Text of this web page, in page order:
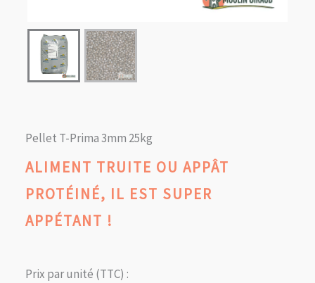
Pellet T-Prima 3mm 25kg
ALIMENT TRUITE OU APPÂT
PROTÉINÉ, IL EST SUPER
APPÉTANT !
Prix par unité (TTC) :